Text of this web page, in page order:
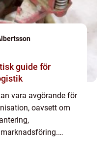
guide för
vara avgörande för
oavsett om